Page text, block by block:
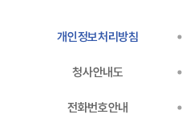
개인정보처리방침
청사안내도
전화번호안내